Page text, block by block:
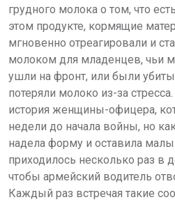
грудного молока о том, что
этом продукте, кормящие
мгновенно отреагировали и
молоком для младенцев, чьи
ушли на фронт, или были
потеряли молоко из-за
история женщины-офицера,
недели до начала войны, но
надела форму и оставила
приходилось несколько раз в
чтобы армейский водитель
Каждый раз встречая такие